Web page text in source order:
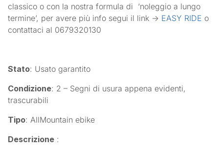
classico o con la nostra formula di ‘noleggio a lungo
termine’, per avere più info segui il link -> EASY RIDE o
contattaci al 0679320130
Stato: Usato garantito
Condizione: 2 – Segni di usura appena evidenti,
trascurabili
Tipo: AllMountain ebike
Descrizione :